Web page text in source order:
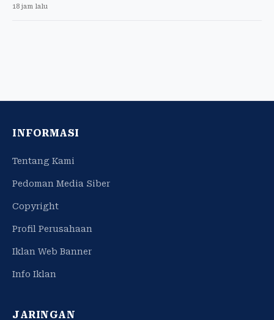
18 jam lalu
INFORMASI
Tentang Kami
Pedoman Media Siber
Copyright
Profil Perusahaan
Iklan Web Banner
Info Iklan
JARINGAN